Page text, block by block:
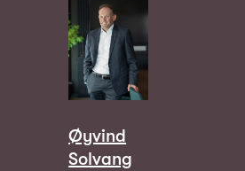
Øyvind
Solvang